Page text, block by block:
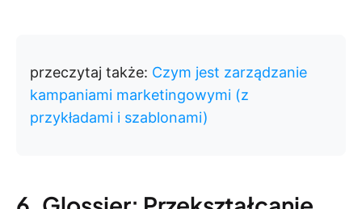
przeczytaj także: Czym jest zarządzanie
kampaniami marketingowymi (z
przykładami i szablonami)